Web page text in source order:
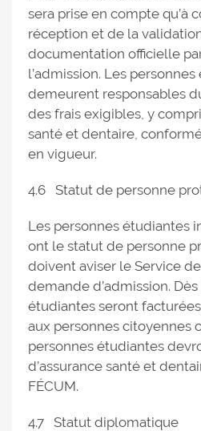
sera prise en compte qu’à
réception et de la
documentation officielle
l’admission. Les
demeurent responsables
des frais exigibles, y
santé et dentaire,
en vigueur.
4.6 Statut de personne
Les personnes étudiantes
ont le statut de personne
doivent aviser le Service
demande d’admission.
étudiantes seront
aux personnes citoyennes
personnes étudiantes
d’assurance santé et
FÉCUM.
4.7 Statut diplomatique